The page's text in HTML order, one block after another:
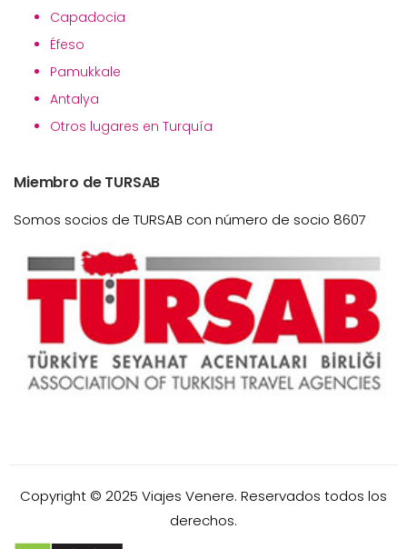
Capadocia
Éfeso
Pamukkale
Antalya
Otros lugares en Turquía
Miembro de TURSAB
Somos socios de TURSAB con número de socio 8607
Copyright © 2025 Viajes Venere. Reservados todos los
derechos.